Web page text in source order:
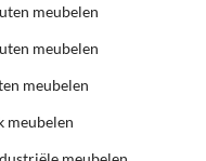
meubelen
meubelen
meubelen
meubelen